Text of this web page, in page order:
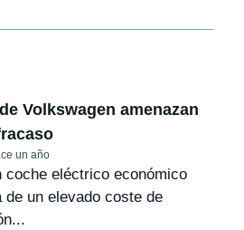
Volkswagen amenazan
un año
coche eléctrico económico
un elevado coste de